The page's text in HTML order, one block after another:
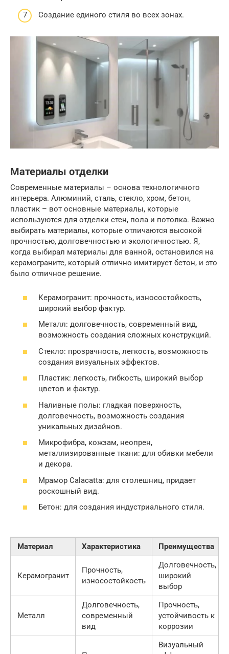
Создание единого стиля во всех зонах.
Материалы отделки
Современные материалы – основа технологичного
интерьера. Алюминий, сталь, стекло, хром, бетон,
пластик – вот основные материалы, которые
используются для отделки стен, пола и потолка. Важно
выбирать материалы, которые отличаются высокой
прочностью, долговечностью и экологичностью. Я,
когда выбирал материалы для ванной, остановился на
керамограните, который отлично имитирует бетон, и это
было отличное решение.
Керамогранит: прочность, износостойкость,
широкий выбор фактур.
Металл: долговечность, современный вид,
возможность создания сложных конструкций.
Стекло: прозрачность, легкость, возможность
создания визуальных эффектов.
Пластик: легкость, гибкость, широкий выбор
цветов и фактур.
Наливные полы: гладкая поверхность,
долговечность, возможность создания
уникальных дизайнов.
Микрофибра, кожзам, неопрен,
металлизированные ткани: для обивки мебели
и декора.
Мрамор Calacatta: для столешниц, придает
роскошный вид.
Бетон: для создания индустриального стиля.
Материал Характеристика Преимущества
Керамогранит
Прочность,
износостойкость
Долговечность,
широкий
выбор
Металл
Долговечность,
современный
вид
Прочность,
устойчивость к
коррозии
Визуальный